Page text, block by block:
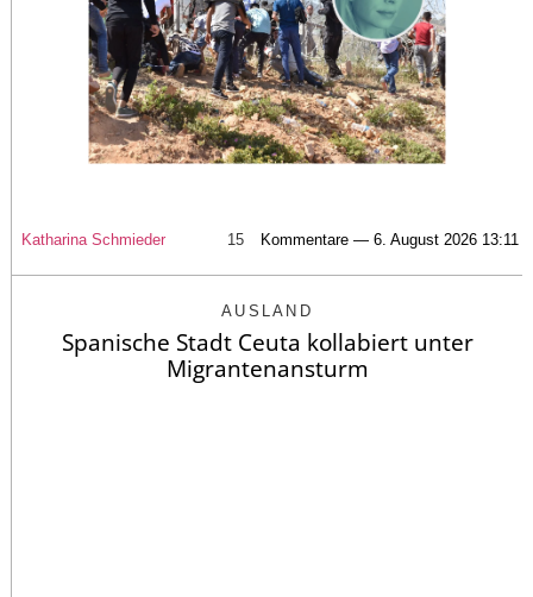
Katharina Schmieder 15 Kommentare — 6. August 2026 13:11
AUSLAND
Spanische Stadt Ceuta kollabiert unter
Migrantenansturm